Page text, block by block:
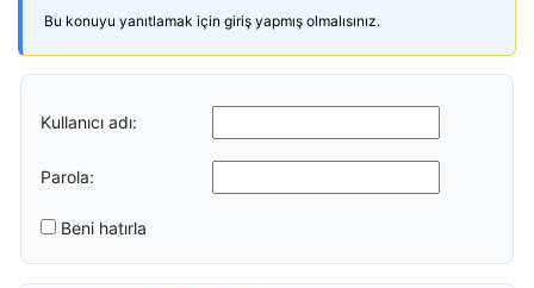
Bu konuyu yanıtlamak için giriş yapmış olmalısınız.
Kullanıcı adı:
Parola:
Beni hatırla